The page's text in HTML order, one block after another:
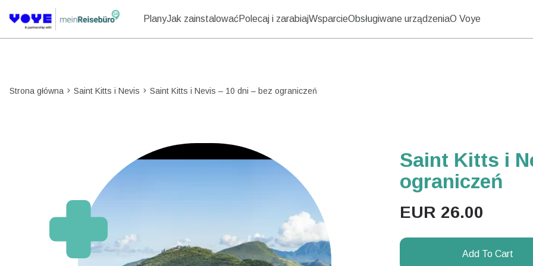
PlanyJak zainstalowaćPolecaj i zarabiajWsparcieObsługiwane urządzeniaO Voye
Strona główna Saint Kitts i Nevis Saint Kitts i Nevis – 10 dni – bez ograniczeń
Saint Kitts i
ograniczeń
EUR 26.00
Add To Cart